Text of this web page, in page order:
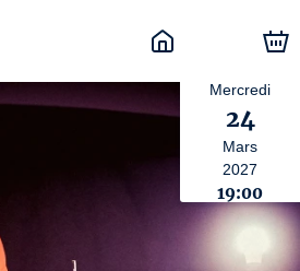
Mercredi
24
Mars
2027
19:00